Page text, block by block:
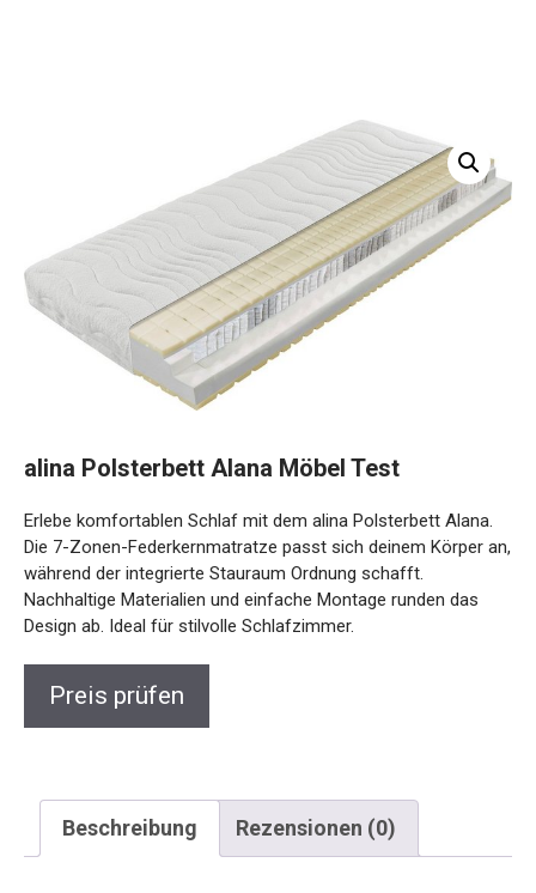
alina Polsterbett Alana Möbel Test
Erlebe komfortablen Schlaf mit dem alina Polsterbett Alana.
Die 7-Zonen-Federkernmatratze passt sich deinem Körper an,
während der integrierte Stauraum Ordnung schafft.
Nachhaltige Materialien und einfache Montage runden das
Design ab. Ideal für stilvolle Schlafzimmer.
Preis prüfen
Beschreibung Rezensionen (0)